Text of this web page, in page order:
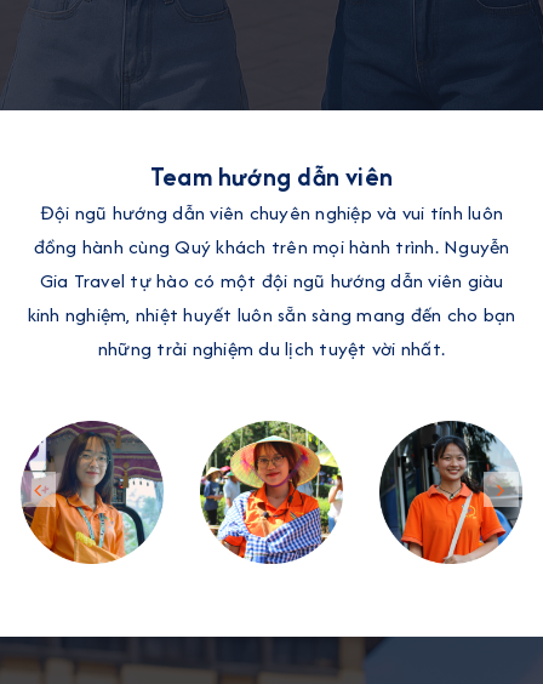
Team hướng dẫn viên
Đội ngũ hướng dẫn viên chuyên nghiệp và vui tính luôn
đồng hành cùng Quý khách trên mọi hành trình. Nguyễn
Gia Travel tự hào có một đội ngũ hướng dẫn viên giàu
kinh nghiệm, nhiệt huyết luôn sẵn sàng mang đến cho bạn
những trải nghiệm du lịch tuyệt vời nhất.